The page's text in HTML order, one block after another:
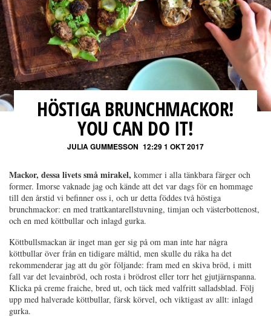
HÖSTIGA BRUNCHMACKOR!
YOU CAN DO IT!
JULIA GUMMESSON 12:29 1 OKT 2017
Mackor, dessa livets små mirakel, kommer i alla tänkbara färger och
former. Imorse vaknade jag och kände att det var dags för en hommage
till den årstid vi befinner oss i, och ur detta föddes två höstiga
brunchmackor: en med trattkantarellstuvning, timjan och västerbottenost,
och en med köttbullar och inlagd gurka.
Köttbullsmackan är inget man ger sig på om man inte har några
köttbullar över från en tidigare måltid, men skulle du råka ha det
rekommenderar jag att du gör följande: fram med en skiva bröd, i mitt
fall var det levainbröd, och rosta i brödrost eller torr het gjutjärnspanna.
Klicka på creme fraiche, bred ut, och täck med valfritt salladsblad. Följ
upp med halverade köttbullar, färsk körvel, och viktigast av allt: inlagd
gurka.